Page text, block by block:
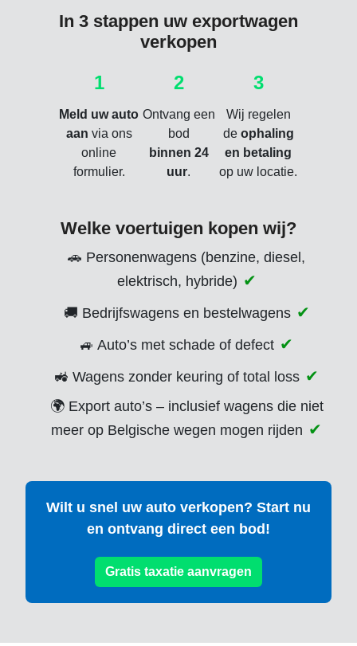
In 3 stappen uw exportwagen
verkopen
1
Meld uw auto
aan via ons
online
formulier.
2
Ontvang een
bod
binnen 24
uur.
3
Wij regelen
de ophaling
en betaling
op uw locatie.
Welke voertuigen kopen wij?
🚗 Personenwagens (benzine, diesel,
elektrisch, hybride)
🚚 Bedrijfswagens en bestelwagens
🚙 Auto’s met schade of defect
🚜 Wagens zonder keuring of total loss
🌍 Export auto’s – inclusief wagens die niet
meer op Belgische wegen mogen rijden
Wilt u snel uw auto verkopen? Start nu
en ontvang direct een bod!
Gratis taxatie aanvragen